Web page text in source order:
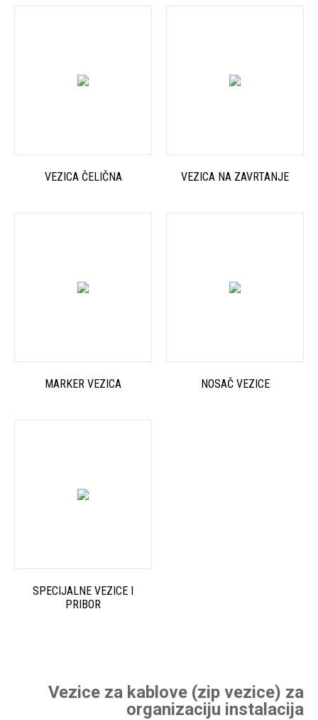
VEZICA ČELIČNA VEZICA NA ZAVRTANJE
MARKER VEZICA NOSAČ VEZICE
SPECIJALNE VEZICE I
PRIBOR
Vezice za kablove (zip vezice) za
organizaciju instalacija